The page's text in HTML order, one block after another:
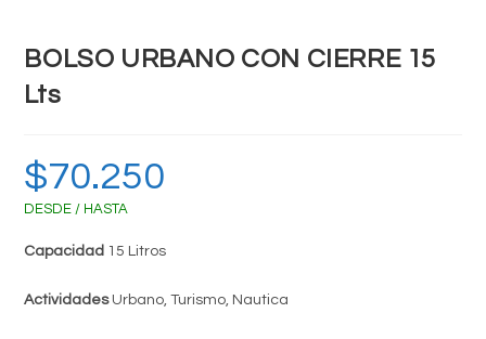
BOLSO URBANO CON CIERRE 15
Lts
$70.250
DESDE / HASTA
Capacidad 15 Litros
ActividadesUrbano, Turismo, Nautica